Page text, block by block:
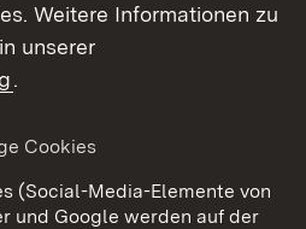
Barrierefreiheit
Cookies
Weitere Informationen zu
unserer
.
Cookies
(Social-Media-Elemente von
und Google werden auf der